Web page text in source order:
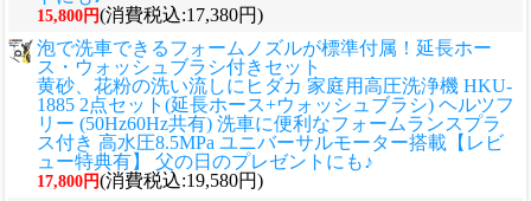
15,800円(消費税込:17,380円)
泡で洗車できるフォームノズルが標準付属！延長ホー
ス・ウォッシュブラシ付きセット
黄砂、花粉の洗い流しに ヒダカ 家庭用高圧洗浄機 HKU-
1885 2点セット(延長ホース+ウォッシュブラシ) ヘルツフ
リー (50Hz60Hz共有) 洗車に便利なフォームランスプラ
ス付き 高水圧8.5MPa ユニバーサルモーター搭載【レビ
ュー特典有】 父の日のプレゼントにも♪
17,800円(消費税込:19,580円)